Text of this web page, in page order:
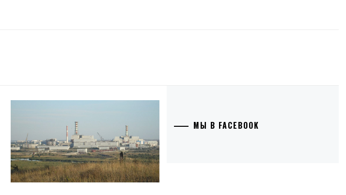
МЫ В FACEBOOK